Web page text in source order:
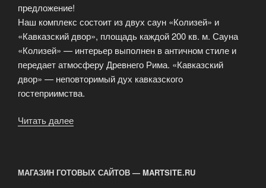
предложение!
Наш комплекс состоит из двух саун «Колизей» и
«Кавказский двор», площадь каждой 200 кв. м. Сауна
«Колизей» — интерьер выполнен в античном стиле и
передает атмосферу Древнего Рима. «Кавказский
двор» — неповторимый дух кавказского
гостеприимства.
Читать далее
Марксистской!»
МАГАЗИН ГОТОВЫХ САЙТОВ — MARTSITE.RU